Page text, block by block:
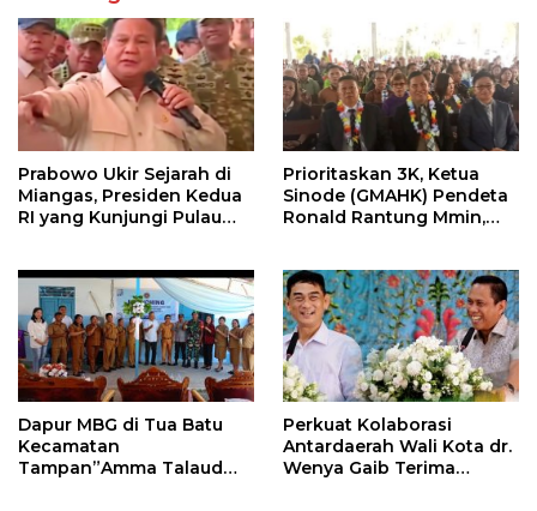
Prabowo Ukir Sejarah di
Miangas, Presiden Kedua
RI yang Kunjungi Pulau
Prioritaskan 3K, Ketua
Sinode (GMAHK) Pendeta
Ronald Rantung Mmin,
di Daerah Misi Nusa Utara
Dapur MBG di Tua Batu
Kecamatan
Tampan”Amma Talaud
Perkuat Kolaborasi
Antardaerah Wali Kota dr.
Wenya Gaib Terima